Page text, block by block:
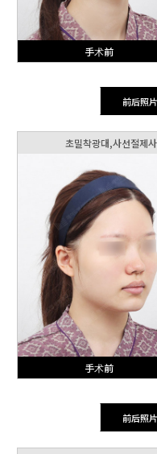
手术前
前后照片
초밀착광대,사선절제
手术前
前后照片